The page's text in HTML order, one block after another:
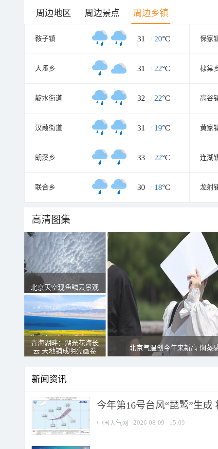
周边地区 周边景点 周边乡镇
鞍子镇 31 / 20°C 保家
大垭乡 31 / 22°C 棣棠
靛水街道 32 / 22°C 高谷
汉葭街道 31 / 19°C 黄家
朗溪乡 33 / 22°C 连湖
联合乡 30 / 18°C 龙射
高清图集
北京天空现鱼鳞云景观
青海湖畔：湖光花海长
云 天地铺成明亮画卷
北京气温创今年来新高 焖蒸
新闻资讯
今年第16号台风“琵鹭”生
中国天气网 2026-08-09 15:09